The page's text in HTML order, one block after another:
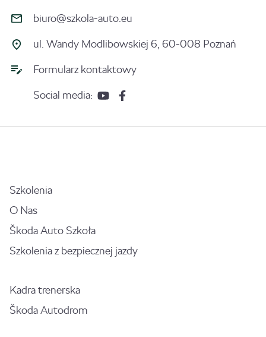
biuro@szkola-auto.eu
ul. Wandy Modlibowskiej 6, 60-008 Poznań
Formularz kontaktowy
Social media:
Szkolenia
O Nas
Škoda Auto Szkoła
Szkolenia z bezpiecznej jazdy
Kadra trenerska
Škoda Autodrom